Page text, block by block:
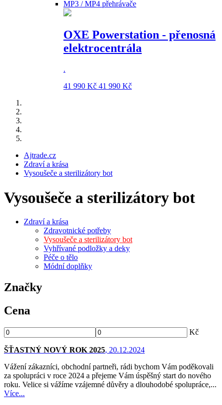
MP3 / MP4 přehrávače
OXE Powerstation - přenosná
elektrocentrála
.
41 990 Kč 41 990 Kč
Ajtrade.cz
Zdraví a krása
Vysoušeče a sterilizátory bot
Vysoušeče a sterilizátory bot
Zdraví a krása
Zdravotnické potřeby
Vysoušeče a sterilizátory bot
Vyhřívané podložky a deky
Péče o tělo
Módní doplňky
Značky
Cena
Kč
ŠŤASTNÝ NOVÝ ROK 2025, 20.12.2024
Vážení zákazníci, obchodní partneři, rádi bychom Vám poděkovali
za spolupráci v roce 2024 a přejeme Vám úspěšný start do nového
roku. Velice si vážíme vzájemné důvěry a dlouhodobé spolupráce,...
Více...